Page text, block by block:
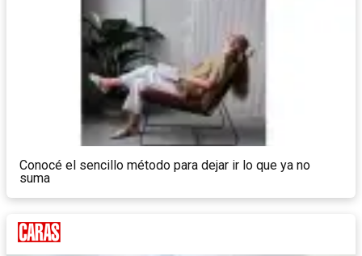
Conocé el sencillo método para dejar ir lo que ya no
suma